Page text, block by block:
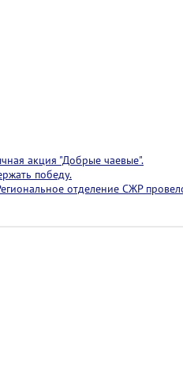
акция "Добрые чаевые".
победу.
отделение СЖР